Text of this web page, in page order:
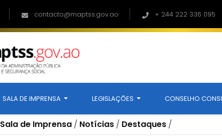
contacto@maptss.gov.ao + 244 222 336 095
SALA DE IMPRENSA LEGISLAÇÕES CONSELHO
Sala de Imprensa / Notícias / Destaques /